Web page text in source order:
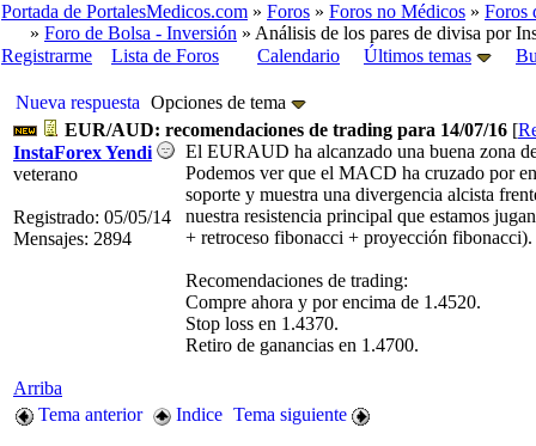
Portada de PortalesMedicos.com » Foros » Foros no Médicos » Foros
» Foro de Bolsa - Inversión » Análisis de los pares de divisa por
Registrarme
Lista de Foros Calendario Últimos temas
Nueva respuesta Opciones de tema
EUR/AUD: recomendaciones de trading para 14/07/16 [
InstaForex Yendi
veterano
Registrado: 05/05/14
Mensajes: 2894
El EURAUD ha alcanzado una buena zona
Podemos ver que el MACD ha cruzado por
soporte y muestra una divergencia alcista
nuestra resistencia principal que estamos
+ retroceso fibonacci + proyección fibonacci).
Recomendaciones de trading:
Compre ahora y por encima de 1.4520.
Stop loss en 1.4370.
Retiro de ganancias en 1.4700.
Arriba
Tema anterior
Indice Tema siguiente